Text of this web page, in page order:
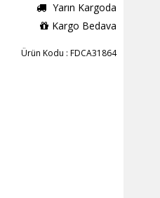
Yarın Kargoda
Kargo Bedava
Ürün Kodu : FDCA31864